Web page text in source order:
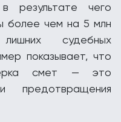
результате чего
более чем на 5 млн
судебных
показывает, что
смет — это
предотвращения